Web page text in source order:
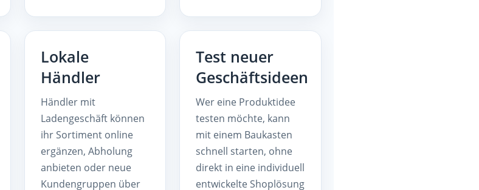
Lokale
Händler
Händler mit
Ladengeschäft können
ihr Sortiment online
ergänzen, Abholung
anbieten oder neue
Kundengruppen über
Test neuer
Geschäftsideen
Wer eine Produktidee
testen möchte, kann
mit einem Baukasten
schnell starten, ohne
direkt in eine individuell
entwickelte Shoplösung